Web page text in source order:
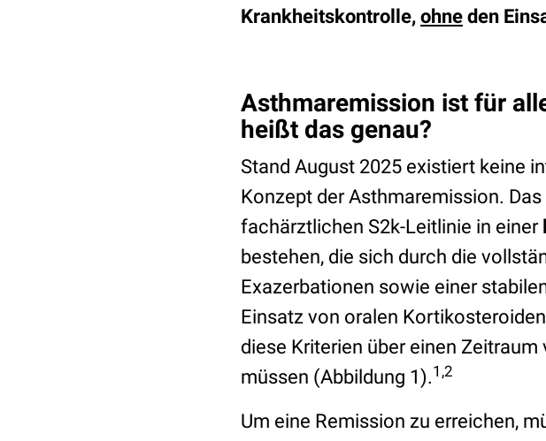
Krankheitskontrolle, ohne den
Asthmaremission ist für
heißt das genau?
Stand August 2025 existiert keine
Konzept der Asthmaremission.
fachärztlichen S2k-Leitlinie in einer
bestehen, die sich durch die
Exazerbationen sowie einer
Einsatz von oralen
diese Kriterien über einen
müssen (Abbildung 1).1,2
Um eine Remission zu erreichen,